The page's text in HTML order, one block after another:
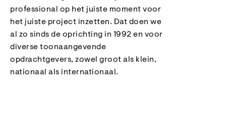
professional op het juiste moment voor
het juiste project inzetten. Dat doen we
al zo sinds de oprichting in 1992 en voor
diverse toonaangevende
opdrachtgevers, zowel groot als klein,
nationaal als internationaal.